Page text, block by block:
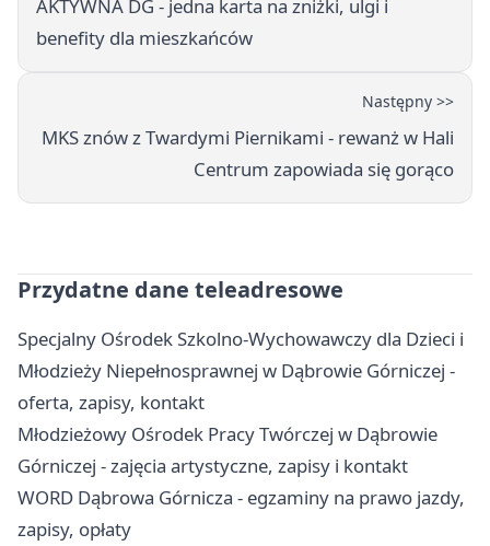
AKTYWNA DG - jedna karta na zniżki, ulgi i
benefity dla mieszkańców
Następny >>
MKS znów z Twardymi Piernikami - rewanż w Hali
Centrum zapowiada się gorąco
Przydatne dane teleadresowe
Specjalny Ośrodek Szkolno-Wychowawczy dla Dzieci i
Młodzieży Niepełnosprawnej w Dąbrowie Górniczej -
oferta, zapisy, kontakt
Młodzieżowy Ośrodek Pracy Twórczej w Dąbrowie
Górniczej - zajęcia artystyczne, zapisy i kontakt
WORD Dąbrowa Górnicza - egzaminy na prawo jazdy,
zapisy, opłaty